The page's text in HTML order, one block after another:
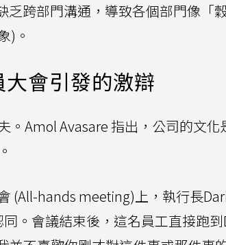
乏跨部門溝通，導致各個部門像「
)。
會引發的激辯
Amol Avasare 指出，公司的文化
(All-hands meeting)上，執行長
。會議結束後，這名員工直接跑